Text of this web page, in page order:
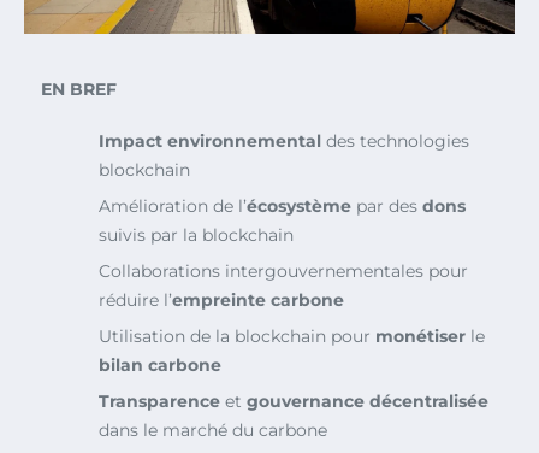
EN BREF
Impact environnemental des technologies
blockchain
Amélioration de l’écosystème par des dons
suivis par la blockchain
Collaborations intergouvernementales pour
réduire l’empreinte carbone
Utilisation de la blockchain pour monétiser le
bilan carbone
Transparence et gouvernance décentralisée
dans le marché du carbone